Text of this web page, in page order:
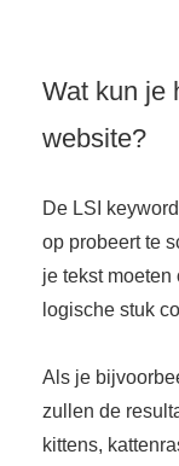
Wat kun je
website?
De LSI
op probeert te
je tekst
logische stuk
Als je
zullen de
kittens,